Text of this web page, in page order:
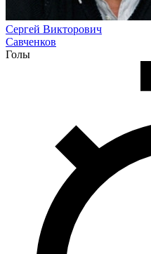
Сергей Викторович
Савченков
Голы